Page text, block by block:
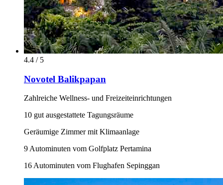
4.4 / 5
Novotel Balikpapan
Zahlreiche Wellness- und Freizeiteinrichtungen
10 gut ausgestattete Tagungsräume
Geräumige Zimmer mit Klimaanlage
9 Autominuten vom Golfplatz Pertamina
16 Autominuten vom Flughafen Sepinggan